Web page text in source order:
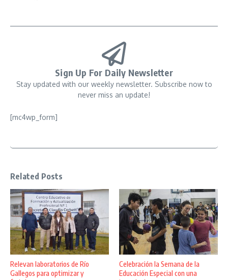
Sign Up For Daily Newsletter
Stay updated with our weekly newsletter. Subscribe now to
never miss an update!
[mc4wp_form]
Related Posts
Relevan laboratorios de Río
Gallegos para optimizar y
Celebración la Semana de la
Educación Especial con una